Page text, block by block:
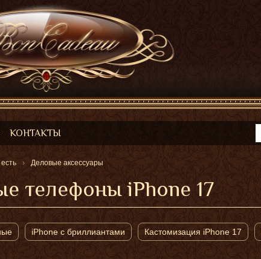
КОНТАКТЫ
Деловые аксессуары
телефоны iPhone 17
iPhone с бриллиантами Кастомизация iPhone 17